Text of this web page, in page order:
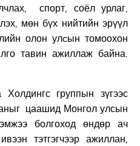
спорт, соёл урлаг,
мөн бүх нийтийн эрүүл
олон улcын томоохон
тавин ажиллаж байна.
группын зүгээс
цаашид Монгол улсын
болгоход өндөр ач
тэтгэгчээр ажиллан,